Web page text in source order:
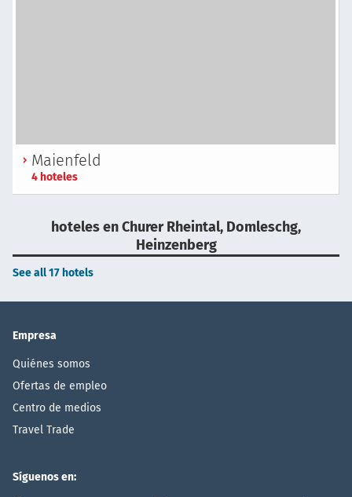
Maienfeld
4 hoteles
hoteles en Churer Rheintal, Domleschg,
Heinzenberg
See all 17 hotels
Empresa
Quiénes somos
Ofertas de empleo
Centro de medios
Travel Trade
Síguenos en: